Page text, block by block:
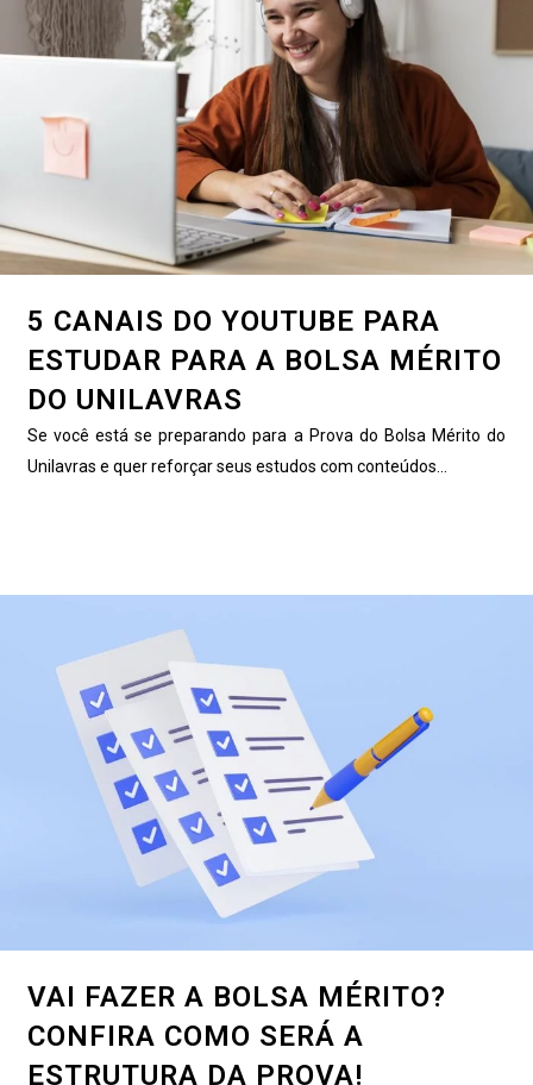
5 CANAIS DO YOUTUBE PARA
ESTUDAR PARA A BOLSA MÉRITO
DO UNILAVRAS
Se você está se preparando para a Prova do Bolsa Mérito do
Unilavras e quer reforçar seus estudos com conteúdos...
VAI FAZER A BOLSA MÉRITO?
CONFIRA COMO SERÁ A
ESTRUTURA DA PROVA!